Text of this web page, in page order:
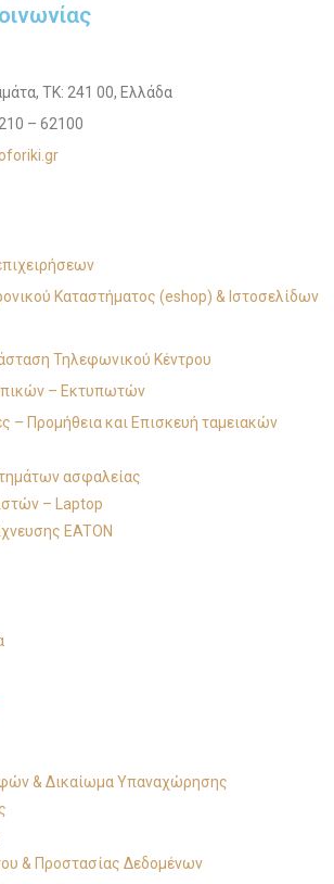
ΤΚ: 241 00, Ελλάδα
– 62100
Καταστήματος (eshop) & Ιστοσελίδων
Τηλεφωνικού Κέντρου
– Εκτυπωτών
– Προμήθεια και Επισκευή ταμειακών
ασφαλείας
– Laptop
EATON
& Δικαίωμα Υπαναχώρησης
& Προστασίας Δεδομένων